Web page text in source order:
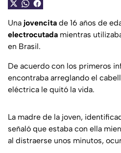
Una jovencita de 16 años de
electrocutada mientras
en Brasil.
De acuerdo con los primeros
encontraba arreglando el
eléctrica le quitó la vida.
La madre de la joven,
señaló que estaba con ella
al distraerse unos minutos,